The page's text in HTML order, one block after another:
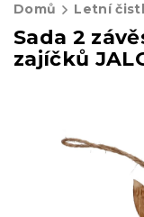
Domů Letní
Sada 2
zajíčků